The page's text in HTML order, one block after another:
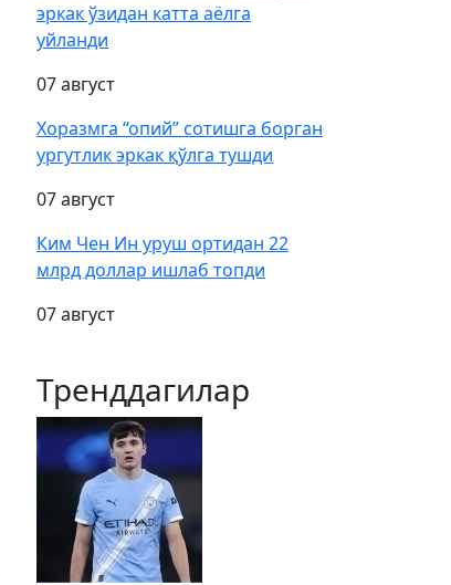
эркак ўзидан катта аёлга
уйланди
07 август
Хоразмга “опий” сотишга борган
ургутлик эркак қўлга тушди
07 август
Ким Чен Ин уруш ортидан 22
млрд доллар ишлаб топди
07 август
Тренддагилар